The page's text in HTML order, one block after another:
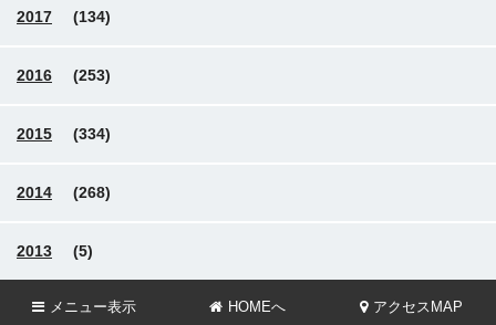
2017 (134)
2016 (253)
2015 (334)
2014 (268)
2013 (5)
メニュー表示 HOMEへ アクセスMAP